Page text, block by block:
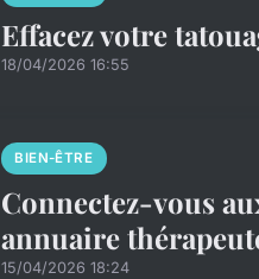
Effacez votre
18/04/2026 16:55
BIEN-ÊTRE
Connectez-vous
annuaire
15/04/2026 18:24